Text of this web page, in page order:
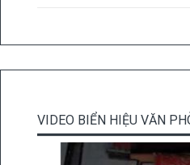
VIDEO BIỂN HIỆU VĂN